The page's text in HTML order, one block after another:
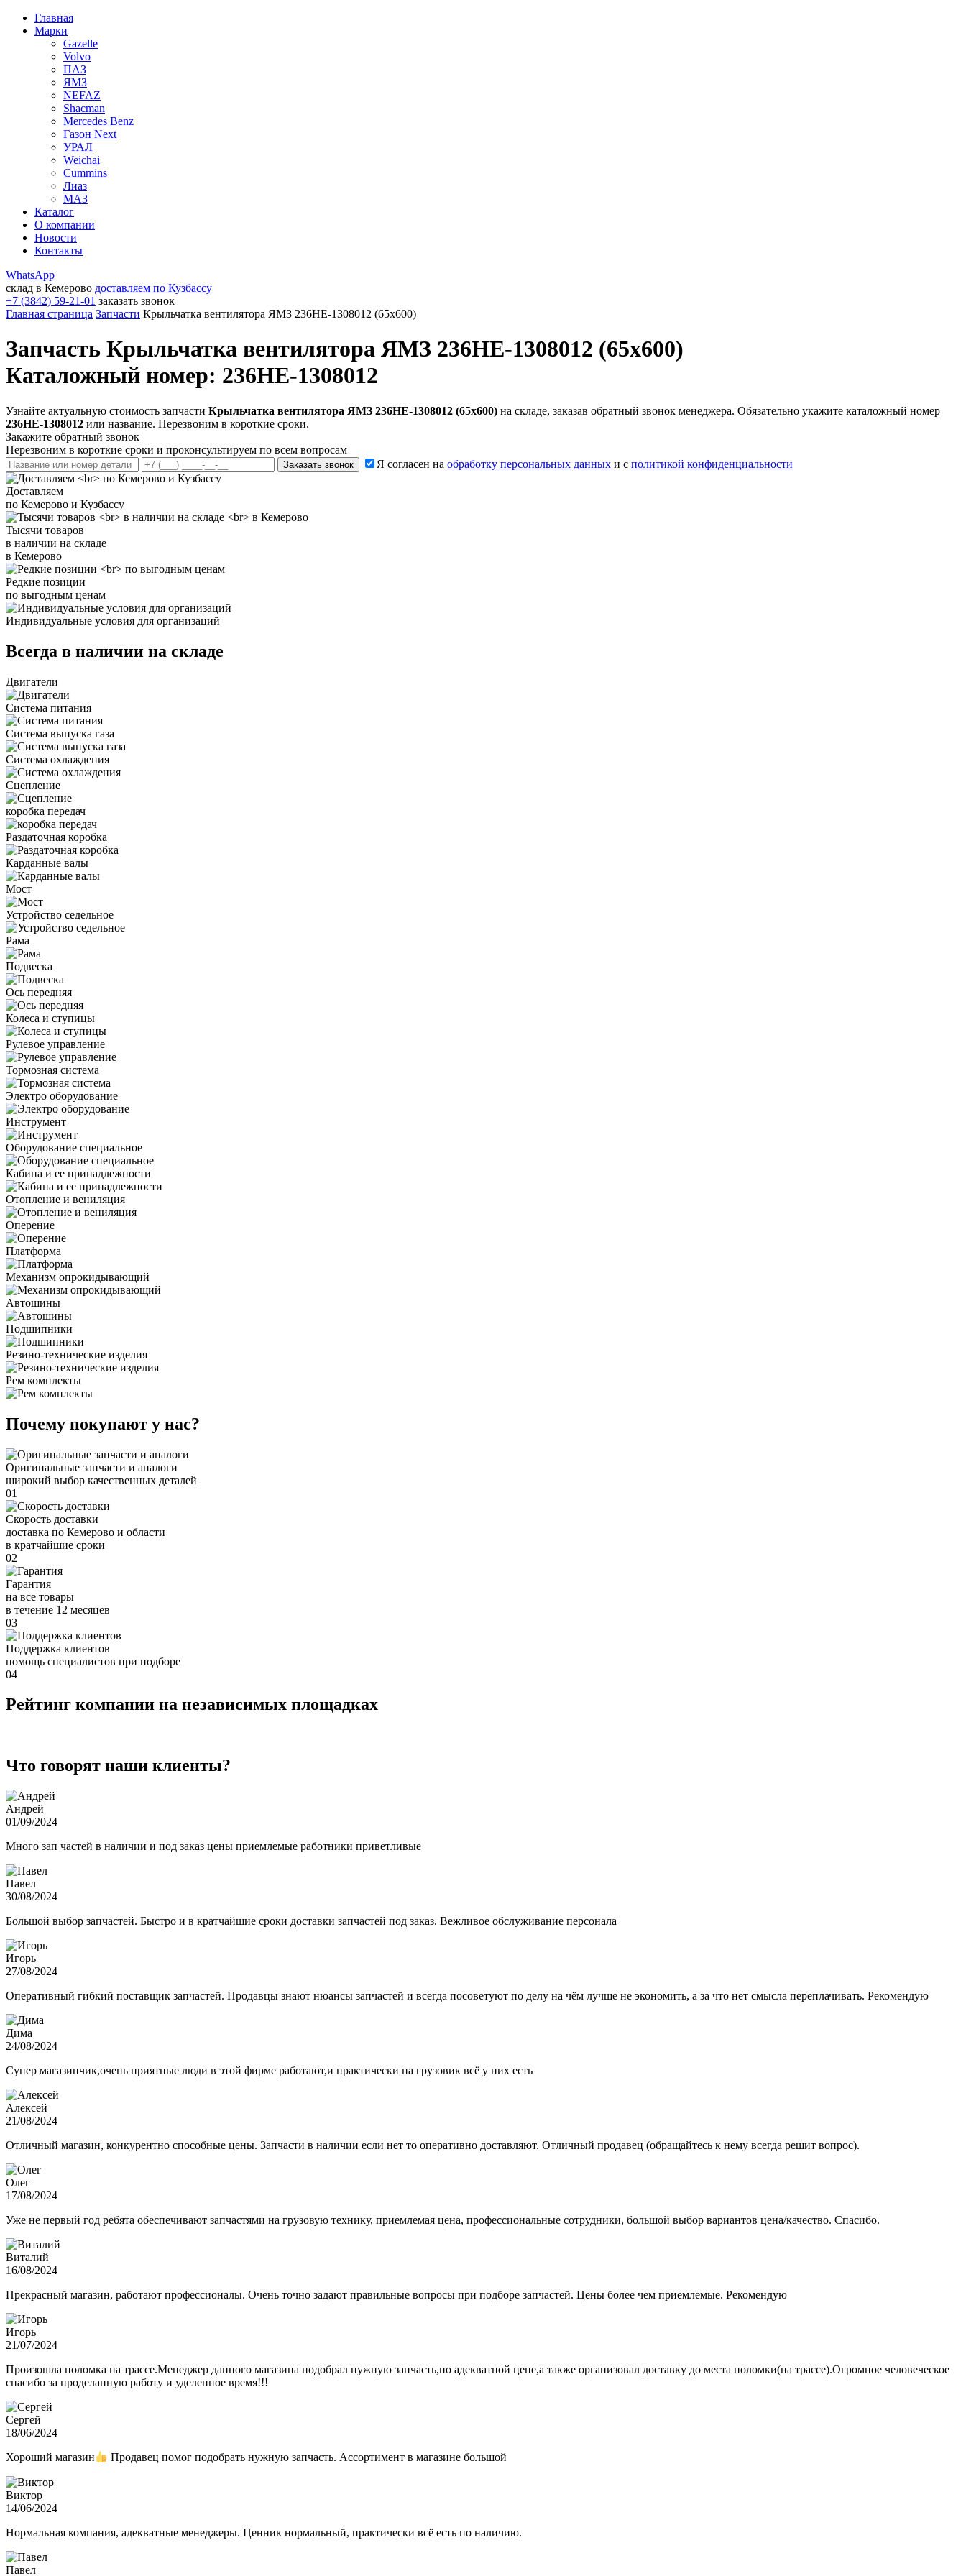
Главная
Марки
Gazelle
Volvo
ПАЗ
ЯМЗ
NEFAZ
Shacman
Mercedes Benz
Газон Next
УРАЛ
Weichai
Cummins
Лиаз
МАЗ
Каталог
О компании
Новости
Контакты
WhatsApp
склад в Кемерово доставляем по Кузбассу
+7 (3842) 59-21-01 заказать звонок
Главная страница Запчасти Крыльчатка вентилятора ЯМЗ 236НЕ-1308012 (65х600)
Запчасть Крыльчатка вентилятора ЯМЗ 236НЕ-1308012 (65х600)
Каталожный номер: 236НЕ-1308012
Узнайте актуальную стоимость запчасти Крыльчатка вентилятора ЯМЗ 236НЕ-1308012 (65х600) на складе, заказав обратный звонок менеджера. Обязательно укажите каталожный номер
236НЕ-1308012 или название. Перезвоним в короткие сроки.
Закажите обратный звонок
Перезвоним в короткие сроки и проконсультируем по всем вопросам
Заказать звонок Я согласен на обработку персональных данных и с политикой конфиденциальности
Доставляем
по Кемерово и Кузбассу
Тысячи товаров
в наличии на складе
в Кемерово
Редкие позиции
по выгодным ценам
Индивидуальные условия для организаций
Всегда в наличии на складе
Двигатели
Система питания
Система выпуска газа
Система охлаждения
Сцепление
коробка передач
Раздаточная коробка
Карданные валы
Мост
Устройство седельное
Рама
Подвеска
Ось передняя
Колеса и ступицы
Рулевое управление
Тормозная система
Электро оборудование
Инструмент
Оборудование специальное
Кабина и ее принадлежности
Отопление и вениляция
Оперение
Платформа
Механизм опрокидывающий
Автошины
Подшипники
Резино-технические изделия
Рем комплекты
Почему покупают у нас?
Оригинальные запчасти и аналоги
широкий выбор качественных деталей
01
Скорость доставки
доставка по Кемерово и области
в кратчайшие сроки
02
Гарантия
на все товары
в течение 12 месяцев
03
Поддержка клиентов
помощь специалистов при подборе
04
Рейтинг компании на независимых площадках
Что говорят наши клиенты?
Андрей
01/09/2024
Много зап частей в наличии и под заказ цены приемлемые работники приветливые
Павел
30/08/2024
Большой выбор запчастей. Быстро и в кратчайшие сроки доставки запчастей под заказ. Вежливое обслуживание персонала
Игорь
27/08/2024
Оперативный гибкий поставщик запчастей. Продавцы знают нюансы запчастей и всегда посоветуют по делу на чём лучше не экономить, а за что нет смысла переплачивать. Рекомендую
Дима
24/08/2024
Супер магазинчик,очень приятные люди в этой фирме работают,и практически на грузовик всё у них есть
Алексей
21/08/2024
Отличный магазин, конкурентно способные цены. Запчасти в наличии если нет то оперативно доставляют. Отличный продавец (обращайтесь к нему всегда решит вопрос).
Олег
17/08/2024
Уже не первый год ребята обеспечивают запчастями на грузовую технику, приемлемая цена, профессиональные сотрудники, большой выбор вариантов цена/качество. Спасибо.
Виталий
16/08/2024
Прекрасный магазин, работают профессионалы. Очень точно задают правильные вопросы при подборе запчастей. Цены более чем приемлемые. Рекомендую
Игорь
21/07/2024
Произошла поломка на трассе.Менеджер данного магазина подобрал нужную запчасть,по адекватной цене,а также организовал доставку до места поломки(на трассе).Огромное человеческое
спасибо за проделанную работу и уделенное время!!!
Сергей
18/06/2024
Хороший магазин Продавец помог подобрать нужную запчасть. Ассортимент в магазине большой
Виктор
14/06/2024
Нормальная компания, адекватные менеджеры. Ценник нормальный, практически всё есть по наличию.
Павел